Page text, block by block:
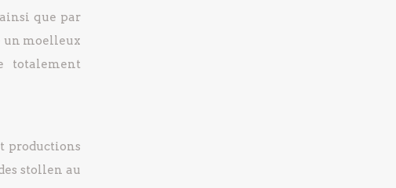
que par
un moelleux
totalement
productions
stollen au